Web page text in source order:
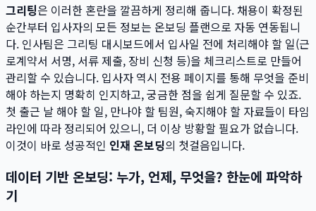
그리팅은 이러한 혼란을 깔끔하게 정리해 줍니다. 채용이 확정된
순간부터 입사자의 모든 정보는 온보딩 플랜으로 자동 연동됩니
다. 인사팀은 그리팅 대시보드에서 입사일 전에 처리해야 할 일(근
로계약서 서명, 서류 제출, 장비 신청 등)을 체크리스트로 만들어
관리할 수 있습니다. 입사자 역시 전용 페이지를 통해 무엇을 준비
해야 하는지 명확히 인지하고, 궁금한 점을 쉽게 질문할 수 있죠.
첫 출근 날 해야 할 일, 만나야 할 팀원, 숙지해야 할 자료들이 타임
라인에 따라 정리되어 있으니, 더 이상 방황할 필요가 없습니다.
이것이 바로 성공적인 인재 온보딩의 첫걸음입니다.
데이터 기반 온보딩: 누가, 언제, 무엇을? 한눈에 파악하
기